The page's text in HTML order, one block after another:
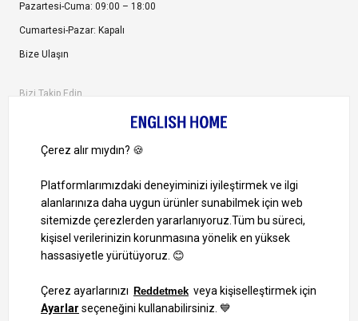
Pazartesi-Cuma: 09:00 – 18:00
Cumartesi-Pazar: Kapalı
Bize Ulaşın
Bizi Takip Edin
1000 TL ve Üzeri Alışverişlerinizde Kargo Bedava!
Bilgi Toplum Hizmetleri